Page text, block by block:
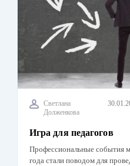
Светлана
Долженкова
Игра для педагогов
Профессиональные события
года стали поводом для